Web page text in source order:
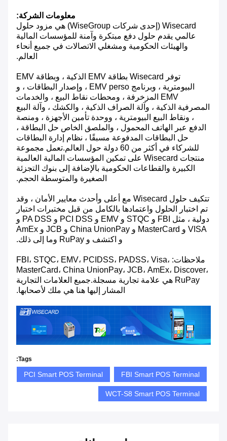
معلومات الشركة:
Wisecard (إحدى شركات WiseGroup) هي مزود حلول
عالمي يقدم حلول دفع مبتكرة وآمنة للمؤسسات المالية
والهيئات الحكومية ومشغلي الاتصالات في جميع أنحاء
العالم.
توفر Wisecard بطاقة EMV الذكية ، وبطاقة EMV
البيومترية ، وبرنامج EMV perso ، وإصدار البطاقات ، و
EMV المزخرفة ، ومحطات نقاط البيع ، والخدمات
المصرفية الذكية ، وآلة الصراف الذكية ، والكشك ، وآلة البيع
، ونقاط البيع البيومترية ، ووحدة تأمين الأجهزة ، ومنصة
الدفع عبر الهاتف المحمول ، والملصق الخاص حل البطاقة ،
حل البطاقات المدفوعة مسبقًا ، نظام إدارة البطاقات
للشركاء في أكثر من 60 دولة حول العالم.تعمل مجموعة
منتجات Wisecard على تمكين المؤسسات المالية العالمية
الكبيرة والقطاعات الحكومية بالإضافة إلى بنوك التجزئة
الصغيرة والمتوسطة الحجم.
تتكيف حلول Wisecard مع أعلى وأحدث معايير الأمان ، وقد
تم اختبار الحلول واعتمادها بالكامل من قبل مختبرات اختبار
دولية ، مثل FBI و STQC و EMV و PCI DSS و PA DSS و
VISA و MasterCard و China UnionPay و JCB و AmEx
و اكتشف و RuPay وما إلى ذلك.
ملاحظات: FBI، STQC، EMV، PCIDSS، PADSS، Visa،
MasterCard، China UnionPay، JCB، AmEx، Discover،
RuPay هي علامة تجارية مسجلة.جميع العلامات التجارية
المشار إليها هنا هي ملك لأصحابها.
Tags:
FBI Smart POS Terminal
PCI Smart POS Terminal
WCT-S8 Smart POS Terminal